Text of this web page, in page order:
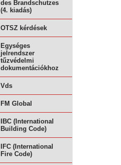
des Brandschutzes
(4. kiadás)
OTSZ kérdések
Egységes
jelrendszer
tűzvédelmi
dokumentációkhoz
Vds
FM Global
IBC (International
Building Code)
IFC (International
Fire Code)